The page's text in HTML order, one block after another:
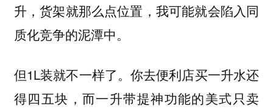
升，货架就那么点位置，我可能就会陷入同
质化竞争的泥潭中。
但1L装就不一样了。你去便利店买一升水还
得四五块，而一升带提神功能的美式只卖